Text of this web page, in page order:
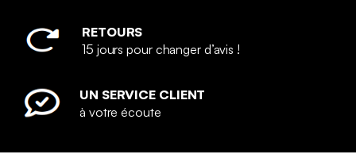
RETOURS
15 jours pour changer d’avis !
UN SERVICE CLIENT
à votre écoute